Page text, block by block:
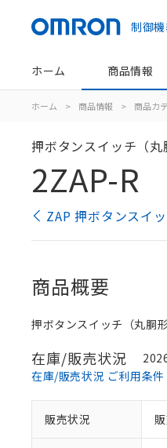
制御
ホーム 商品情報
ホーム > 商品情報 > 商品カ
押ボタンスイッチ（丸
2ZAP-R
ZAP 押ボタンスイ
商品概要
押ボタンスイッチ（丸胴
在庫/販売状況
在庫/販売状況 ご利用条件
販売状況